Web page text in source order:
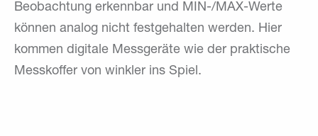
Beobachtung erkennbar und MIN-/MAX-Werte
können analog nicht festgehalten werden. Hier
kommen digitale Messgeräte wie der praktische
Messkoffer von winkler ins Spiel.